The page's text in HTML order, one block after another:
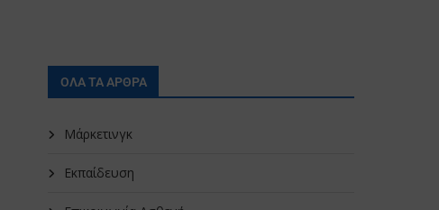
ΟΛΑ ΤΑ ΑΡΘΡΑ
Μάρκετινγκ
Εκπαίδευση